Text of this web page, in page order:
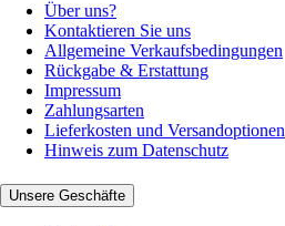
Über uns?
Kontaktieren Sie uns
Allgemeine Verkaufsbedingungen
Rückgabe & Erstattung
Impressum
Zahlungsarten
Lieferkosten und Versandoptionen
Hinweis zum Datenschutz
Unsere Geschäfte